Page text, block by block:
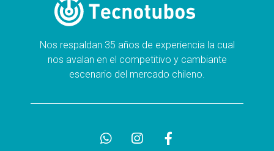
Nos respaldan 35 años de experiencia la cual
nos avalan en el competitivo y cambiante
escenario del mercado chileno.